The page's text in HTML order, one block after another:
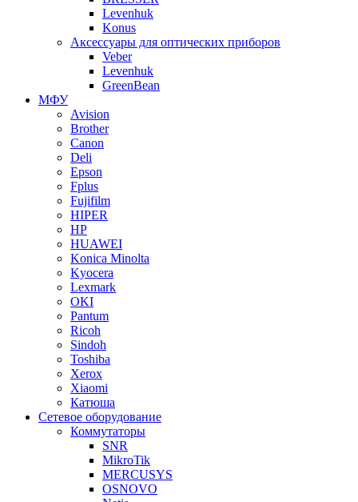
Levenhuk
Konus
Аксессуары для оптических приборов
Veber
Levenhuk
GreenBean
МФУ
Avision
Brother
Canon
Deli
Epson
Fplus
Fujifilm
HIPER
HP
HUAWEI
Konica Minolta
Kyocera
Lexmark
OKI
Pantum
Ricoh
Sindoh
Toshiba
Xerox
Xiaomi
Катюша
Сетевое оборудование
Коммутаторы
SNR
MikroTik
MERCUSYS
OSNOVO